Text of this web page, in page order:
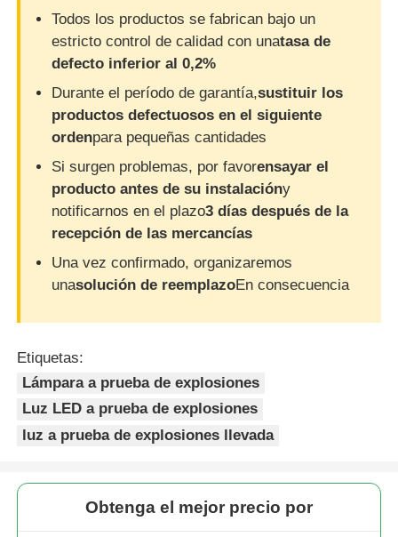
Todos los productos se fabrican bajo un
estricto control de calidad con unatasa de
defecto inferior al 0,2%
Durante el período de garantía,sustituir los
productos defectuosos en el siguiente
ordenpara pequeñas cantidades
Si surgen problemas, por favorensayar el
producto antes de su instalacióny
notificarnos en el plazo3 días después de la
recepción de las mercancías
Una vez confirmado, organizaremos
unasolución de reemplazoEn consecuencia
Etiquetas:
Lámpara a prueba de explosiones
Luz LED a prueba de explosiones
luz a prueba de explosiones llevada
Obtenga el mejor precio por